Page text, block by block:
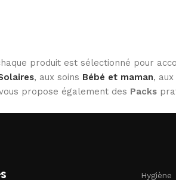
produit est sélectionné pour
, aux soins Bébé et maman,
propose également des Packs
Hygiène